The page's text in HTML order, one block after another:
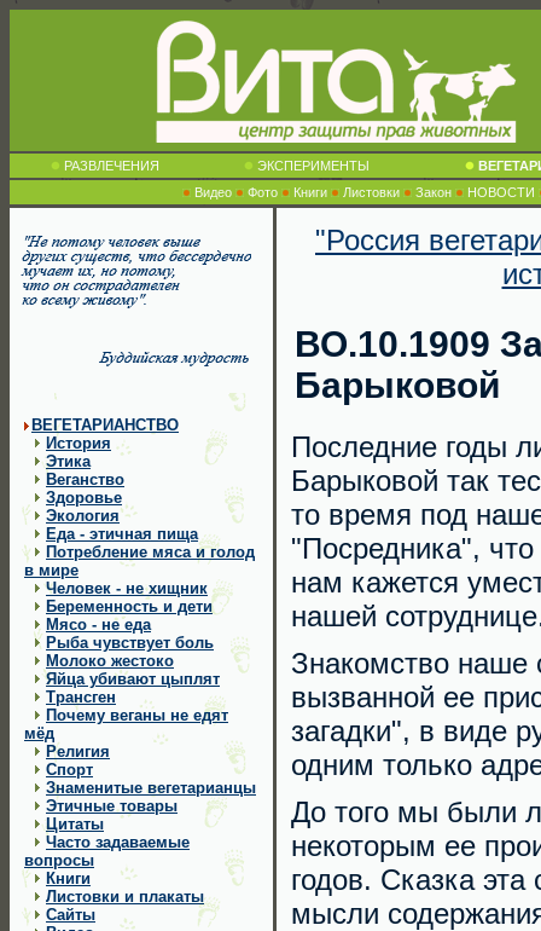
РАЗВЛЕЧЕНИЯ ЭКСПЕРИМЕНТЫ
Видео
Фото Книги Листовки Закон НОВОСТИ
ВЕГЕТАРИАНСТВО
История
Этика
Веганство
Здоровье
Экология
Еда - этичная пища
Потребление мяса и голод
в мире
Человек - не хищник
Беременность и дети
Мясо - не еда
Рыба чувствует боль
Молоко жестоко
Яйца убивают цыплят
Трансген
Почему веганы не едят
мёд
Религия
Cпорт
Знаменитые вегетарианцы
Этичные товары
Цитаты
Часто задаваемые
вопросы
Книги
Листовки и плакаты
Сайты
"Россия
ВО.10.1909
Барыковой
Последние годы
Барыковой так
то время под
"Посредника",
нам кажется
нашей
Знакомство наше
вызванной ее
загадки", в виде
одним только
До того мы были
некоторым ее
годов. Сказка
мысли